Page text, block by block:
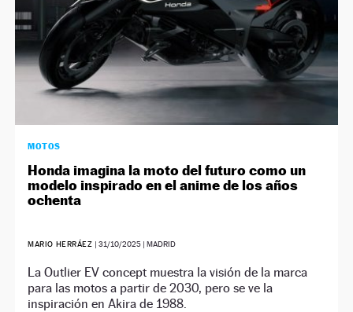
MOTOS
Honda imagina la moto del futuro como un
modelo inspirado en el anime de los años
ochenta
MARIO HERRÁEZ |31/10/2025 | MADRID
La Outlier EV concept muestra la visión de la marca
para las motos a partir de 2030, pero se ve la
inspiración en Akira de 1988.